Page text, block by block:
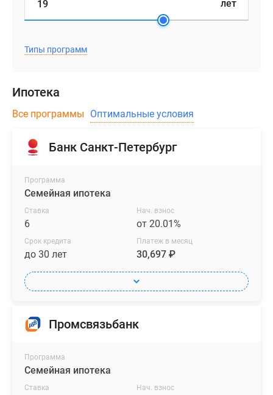
лет
Типы программ
Ипотека
Все программы Оптимальные условия
Банк Санкт-Петербург
Программа
Семейная ипотека
Ставка
6
Нач. взнос
от 20.01%
Срок кредита
до 30 лет
Платеж в месяц
30,697 ₽
Промсвязьбанк
Программа
Семейная ипотека
Ставка Нач. взнос